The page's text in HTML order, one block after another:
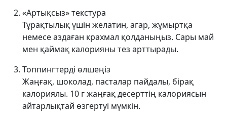
«Артықсыз» текстура
Тұрақтылық үшін желатин, агар, жұмыртқа
немесе аздаған крахмал қолданыңыз. Сары май
мен қаймақ калорияны тез арттырады.
Топпингтерді өлшеңіз
Жаңғақ, шоколад, пасталар пайдалы, бірақ
калориялы. 10 г жаңғақ десерттің калориясын
айтарлықтай өзгертуі мүмкін.